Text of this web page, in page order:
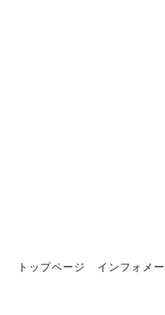
トップページ インフォメ